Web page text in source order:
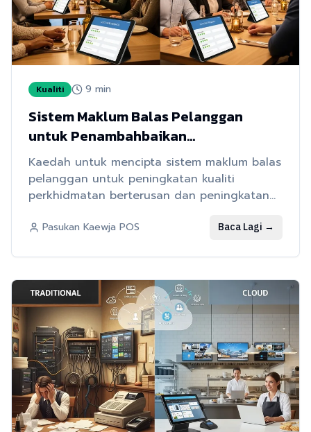
Kualiti 9 min
Sistem Maklum Balas Pelanggan
untuk Penambahbaikan
Perkhidmatan
Kaedah untuk mencipta sistem maklum balas
pelanggan untuk peningkatan kualiti
perkhidmatan berterusan dan peningkatan
Pasukan Kaewja POS Baca Lagi →